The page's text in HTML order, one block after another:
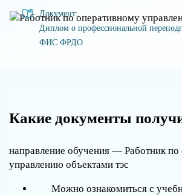
Документ:
Диплом о профессиональной
ФИС ФРДО
Какие документы
направление обучения — Работник по
управлению объектами тэс
Можно ознакомиться с